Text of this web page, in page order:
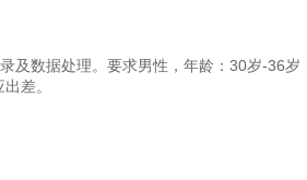
及数据处理。要求男性，年龄：30岁-36岁
差。